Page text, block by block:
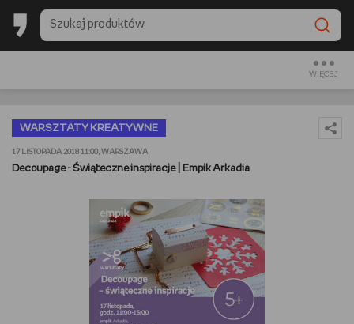
WIĘCEJ
BESTSELLERY EMPIKU 2025
OGLĄDAM
PREZENTOWNIKI
WARSZTATY KREATYWNE
17 LISTOPADA 2018 11:00, WARSZAWA
Decoupage - Świąteczne inspiracje | Empik Arkadia